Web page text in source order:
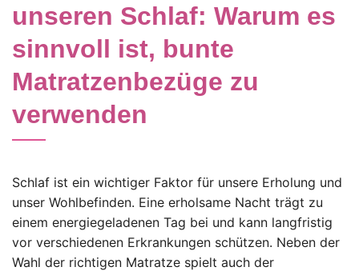
unseren Schlaf: Warum es
sinnvoll ist, bunte
Matratzenbezüge zu
verwenden
Schlaf ist ein wichtiger Faktor für unsere Erholung und
unser Wohlbefinden. Eine erholsame Nacht trägt zu
einem energiegeladenen Tag bei und kann langfristig
vor verschiedenen Erkrankungen schützen. Neben der
Wahl der richtigen Matratze spielt auch der